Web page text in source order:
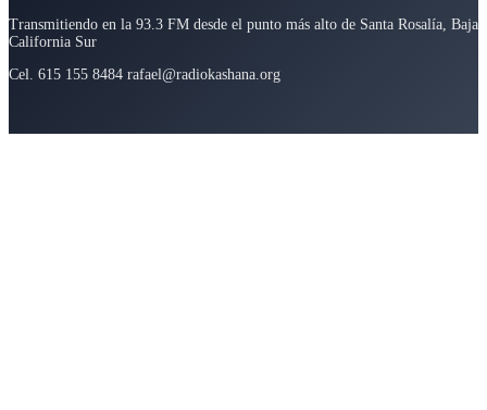
Transmitiendo en la 93.3 FM desde el punto más alto de Santa Rosalía, Baja
California Sur
Cel. 615 155 8484 rafael@radiokashana.org